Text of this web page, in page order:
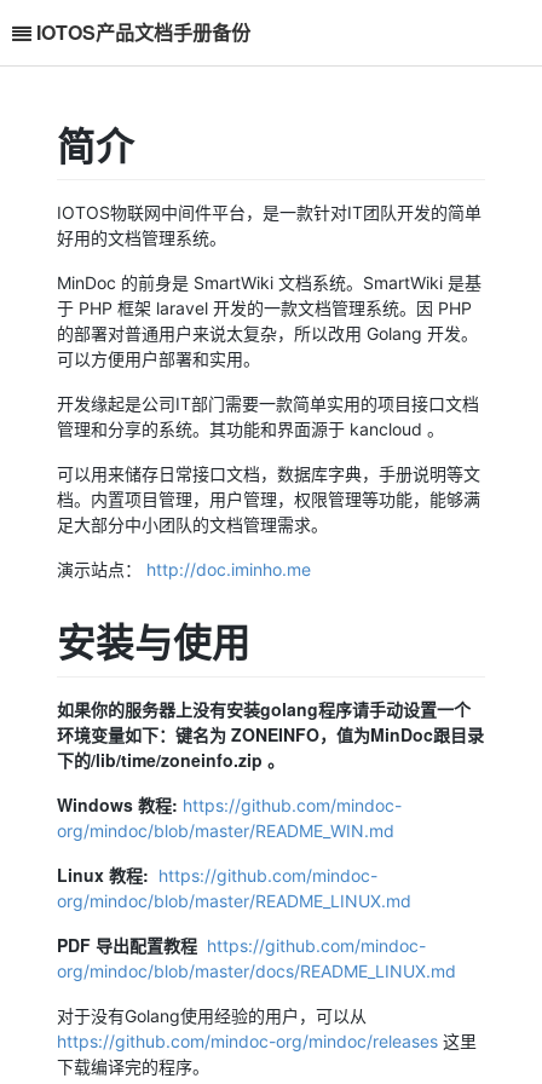
IOTOS产品文档手册备份
简介
IOTOS物联网中间件平台，是一款针对IT团队开发的简单
好用的文档管理系统。
MinDoc 的前身是 SmartWiki 文档系统。SmartWiki 是基
于 PHP 框架 laravel 开发的一款文档管理系统。因 PHP
的部署对普通用户来说太复杂，所以改用 Golang 开发。
可以方便用户部署和实用。
开发缘起是公司IT部门需要一款简单实用的项目接口文档
管理和分享的系统。其功能和界面源于 kancloud 。
可以用来储存日常接口文档，数据库字典，手册说明等文
档。内置项目管理，用户管理，权限管理等功能，能够满
足大部分中小团队的文档管理需求。
演示站点： http://doc.iminho.me
安装与使用
如果你的服务器上没有安装golang程序请手动设置一个
环境变量如下：键名为 ZONEINFO，值为MinDoc跟目录
下的/lib/time/zoneinfo.zip 。
Windows 教程: https://github.com/mindoc-
org/mindoc/blob/master/README_WIN.md
Linux 教程: https://github.com/mindoc-
org/mindoc/blob/master/README_LINUX.md
PDF 导出配置教程 https://github.com/mindoc-
org/mindoc/blob/master/docs/README_LINUX.md
对于没有Golang使用经验的用户，可以从
https://github.com/mindoc-org/mindoc/releases 这里
下载编译完的程序。